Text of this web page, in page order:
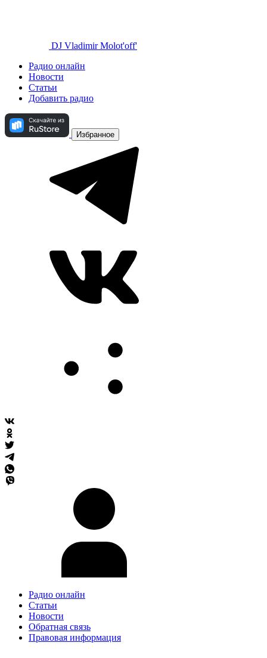
DJ Vladimir Molot'off'
Радио онлайн
Новости
Статьи
Добавить радио
Избранное
Радио онлайн
Статьи
Новости
Обратная связь
Правовая информация